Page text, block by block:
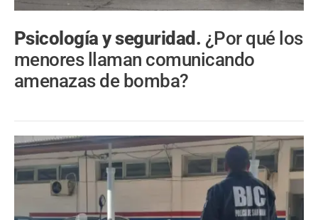
Psicología y seguridad. ¿Por qué los
menores llaman comunicando
amenazas de bomba?